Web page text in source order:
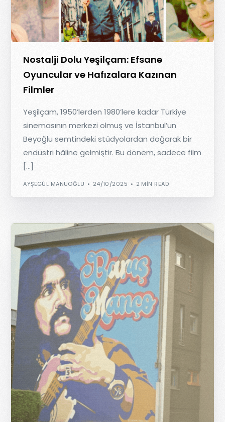
Nostalji Dolu Yeşilçam: Efsane
Oyuncular ve Hafızalara Kazınan
Filmler
Yeşilçam, 1950’lerden 1980’lere kadar Türkiye
sinemasının merkezi olmuş ve İstanbul’un
Beyoğlu semtindeki stüdyolardan doğarak bir
endüstri hâline gelmiştir. Bu dönem, sadece film
[…]
AYŞEGÜL MANUOĞLU 24/10/2025 2 MIN READ